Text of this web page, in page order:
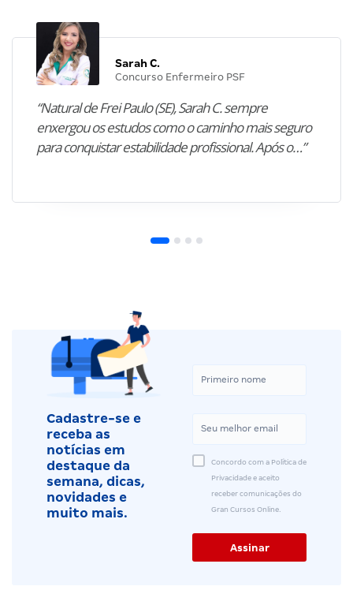
Sarah C.
Concurso Enfermeiro PSF
“Natural de Frei Paulo (SE), Sarah C. sempre
enxergou os estudos como o caminho mais seguro
para conquistar estabilidade profissional. Após o…”
Cadastre-se e
receba as
notícias em
destaque da
semana, dicas,
novidades e
muito mais.
Concordo com a Política de
Privacidade e aceito
receber comunicações do
Gran Cursos Online.